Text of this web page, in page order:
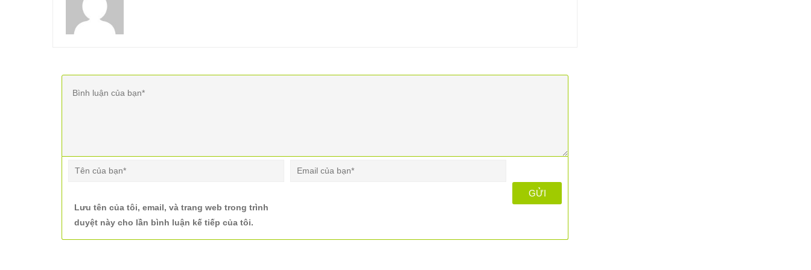
Lưu tên của tôi, email, và trang web trong trình
duyệt này cho lần bình luận kế tiếp của tôi.